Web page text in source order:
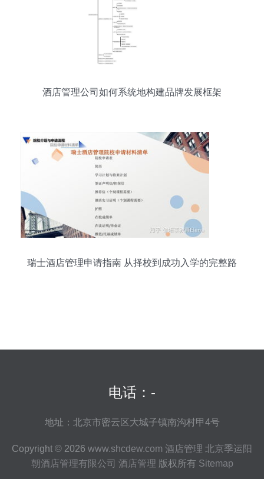
酒店管理公司如何系统地构建品牌发展框架
瑞士酒店管理申请指南 从择校到成功入学的完整路
电话：-
地址：北京市密云区大城子镇南沟村甲4号
Copyright © 2026 www.shcdew.com 酒店管理 北京季运阳
朝酒店管理有限公司 酒店管理 版权所有 Sitemap